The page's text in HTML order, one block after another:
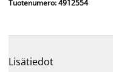
Tuotenumero: 4912554
Lisätiedot